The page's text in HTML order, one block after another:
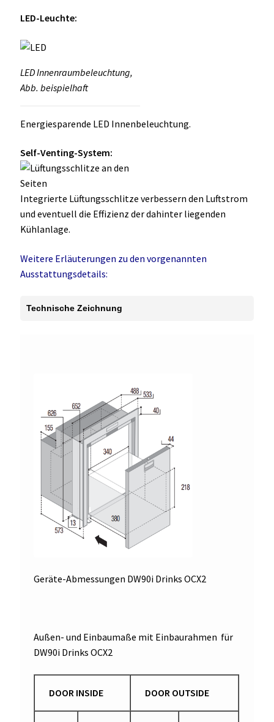
LED-Leuchte:
LED Innenraumbeleuchtung,
Abb. beispielhaft
Energiesparende LED Innenbeleuchtung.
Self-Venting-System:
Integrierte Lüftungsschlitze verbessern den Luftstrom
und eventuell die Effizienz der dahinter liegenden
Kühlanlage.
Weitere Erläuterungen zu den vorgenannten
Ausstattungsdetails:
Technische Zeichnung
Geräte-Abmessungen DW90i Drinks OCX2
Außen- und Einbaumaße mit Einbaurahmen für
DW90i Drinks OCX2
DOOR INSIDE DOOR OUTSIDE